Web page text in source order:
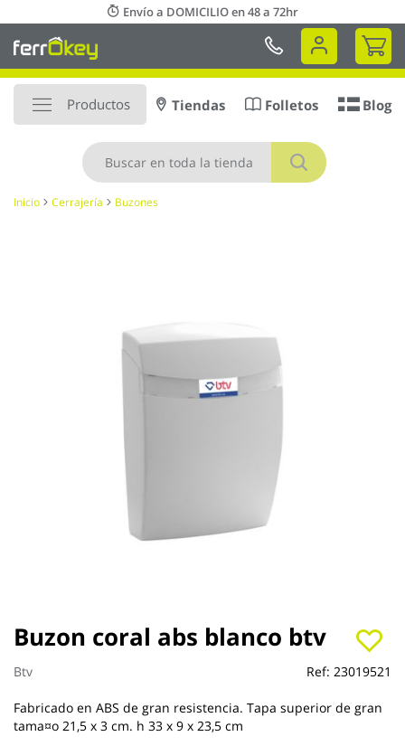
al
contenido
Envío a DOMICILIO en 48 a 72hr
Mi
Productos
Buscar
Tiendas Folletos Blog
Inicio Cerrajería Buzones
Buzon coral abs blanco btv
Btv Ref: 23019521
Fabricado en ABS de gran resistencia. Tapa superior de gran
tama¤o 21,5 x 3 cm. h 33 x 9 x 23,5 cm
Saltar
al
comienzo
de
la
galería
de